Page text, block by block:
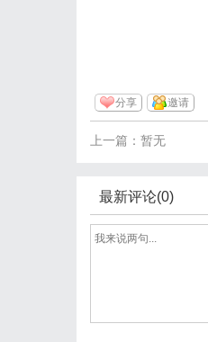
分享 邀请
上一篇：暂无
最新评论(0)